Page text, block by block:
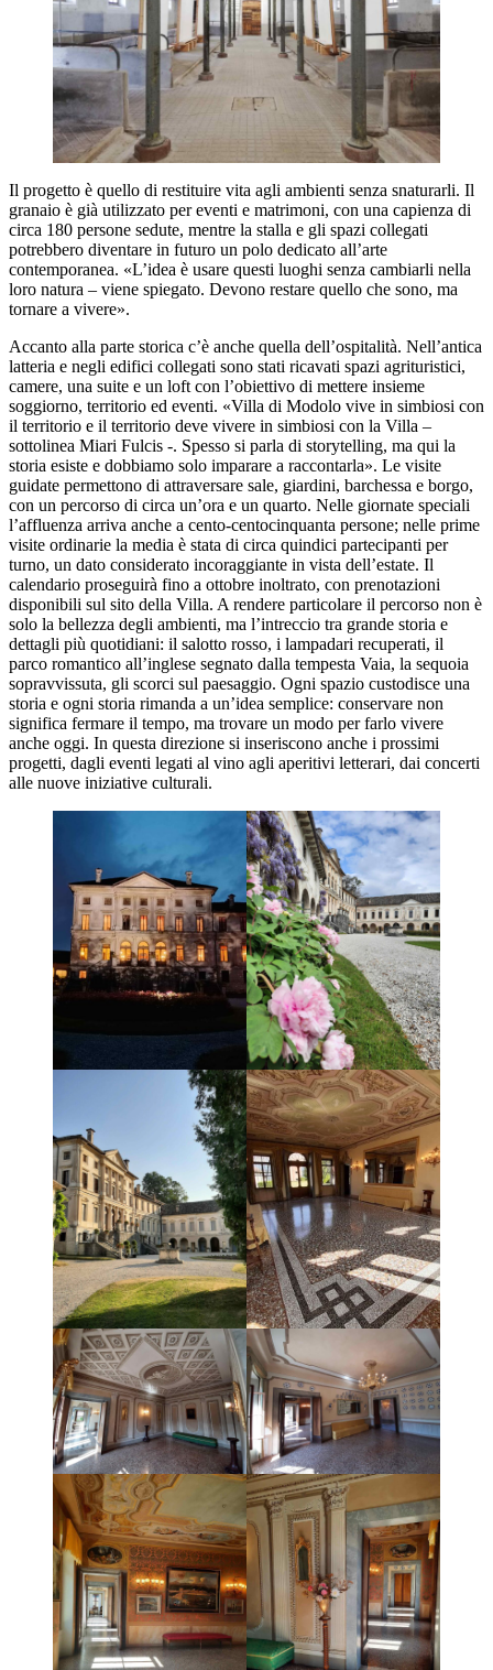
Il progetto è quello di restituire vita agli ambienti senza snaturarli. Il
granaio è già utilizzato per eventi e matrimoni, con una capienza di
circa 180 persone sedute, mentre la stalla e gli spazi collegati
potrebbero diventare in futuro un polo dedicato all’arte
contemporanea. «L’idea è usare questi luoghi senza cambiarli nella
loro natura – viene spiegato. Devono restare quello che sono, ma
tornare a vivere».
Accanto alla parte storica c’è anche quella dell’ospitalità. Nell’antica
latteria e negli edifici collegati sono stati ricavati spazi agrituristici,
camere, una suite e un loft con l’obiettivo di mettere insieme
soggiorno, territorio ed eventi. «Villa di Modolo vive in simbiosi con
il territorio e il territorio deve vivere in simbiosi con la Villa –
sottolinea Miari Fulcis -. Spesso si parla di storytelling, ma qui la
storia esiste e dobbiamo solo imparare a raccontarla». Le visite
guidate permettono di attraversare sale, giardini, barchessa e borgo,
con un percorso di circa un’ora e un quarto. Nelle giornate speciali
l’affluenza arriva anche a cento-centocinquanta persone; nelle prime
visite ordinarie la media è stata di circa quindici partecipanti per
turno, un dato considerato incoraggiante in vista dell’estate. Il
calendario proseguirà fino a ottobre inoltrato, con prenotazioni
disponibili sul sito della Villa. A rendere particolare il percorso non è
solo la bellezza degli ambienti, ma l’intreccio tra grande storia e
dettagli più quotidiani: il salotto rosso, i lampadari recuperati, il
parco romantico all’inglese segnato dalla tempesta Vaia, la sequoia
sopravvissuta, gli scorci sul paesaggio. Ogni spazio custodisce una
storia e ogni storia rimanda a un’idea semplice: conservare non
significa fermare il tempo, ma trovare un modo per farlo vivere
anche oggi. In questa direzione si inseriscono anche i prossimi
progetti, dagli eventi legati al vino agli aperitivi letterari, dai concerti
alle nuove iniziative culturali.